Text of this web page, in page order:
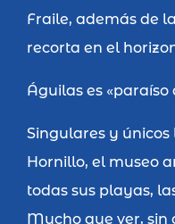
Fraile, además de
recorta en el
Águilas es «paraíso
Singulares y únicos
Hornillo, el museo
todas sus playas,
Mucho que ver, sin